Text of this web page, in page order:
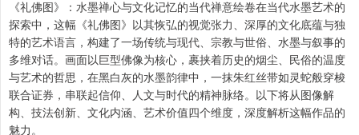
《礼佛图》：水墨禅心与文化记忆的当代禅意绘卷在当代水墨艺术的
探索中，这幅《礼佛图》以其恢弘的视觉张力、深厚的文化底蕴与独
特的艺术语言，构建了一场传统与现代、宗教与世俗、水墨与叙事的
多维对话。画面以巨型佛像为核心，裹挟着历史的烟尘、民俗的温度
与艺术的哲思，在黑白灰的水墨韵律中，一抹朱红丝带如灵蛇般穿梭
联合证券，串联起信仰、人文与时代的精神脉络。以下将从图像解
构、技法创新、文化内涵、艺术价值四个维度，深度解析这幅作品的
魅力。